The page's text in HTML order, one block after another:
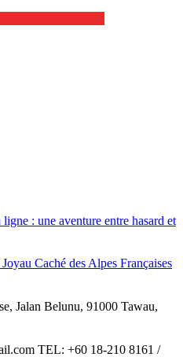
: une aventure entre hasard et
Caché des Alpes Françaises
Jalan Belunu, 91000 Tawau,
TEL: +60 18-210 8161 /